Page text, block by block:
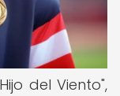
del Viento",